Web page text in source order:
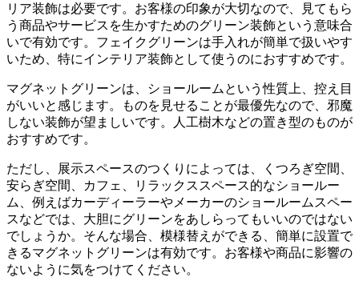
リア装飾は必要です。お客様の印象が大切なので、見てもら
う商品やサービスを生かすためのグリーン装飾という意味合
いで有効です。フェイクグリーンは手入れが簡単で扱いやす
いため、特にインテリア装飾として使うのにおすすめです。
マグネットグリーンは、ショールームという性質上、控え目
がいいと感じます。ものを見せることが最優先なので、邪魔
しない装飾が望ましいです。人工樹木などの置き型のものが
おすすめです。
ただし、展示スペースのつくりによっては、くつろぎ空間、
安らぎ空間、カフェ、リラックススペース的なショールー
ム、例えばカーディーラーやメーカーのショールームスペー
スなどでは、大胆にグリーンをあしらってもいいのではない
でしょうか。そんな場合、模様替えができる、簡単に設置で
きるマグネットグリーンは有効です。お客様や商品に影響の
ないように気をつけてください。